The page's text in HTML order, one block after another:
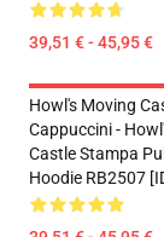
39,51 € - 45,95 €
Howl's Moving
Cappuccini -
Castle Stampa
Hoodie RB2507